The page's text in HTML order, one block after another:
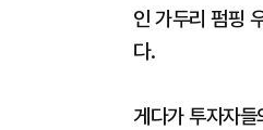
인 가두리 펌핑
다.
게다가 투자자